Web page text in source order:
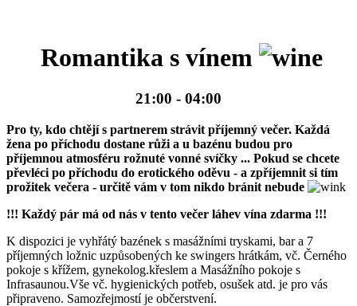
Romantika s vínem
21:00 - 04:00
Pro ty, kdo chtějí s partnerem strávit příjemný večer. Každá
žena po příchodu dostane růži a u bazénu budou pro
příjemnou atmosféru rožnuté vonné svíčky ... Pokud se chcete
převléci po příchodu do erotického oděvu - a zpříjemnit si tím
prožitek večera - určitě vám v tom nikdo bránit nebude
!!! Každý pár má od nás v tento večer láhev vína zdarma !!!
K dispozici je vyhřátý bazének s masážními tryskami, bar a 7
příjemných ložnic uzpůsobených ke swingers hrátkám, vč. Černého
pokoje s křížem, gynekolog.křeslem a Masážního pokoje s
Infrasaunou.Vše vč. hygienických potřeb, osušek atd. je pro vás
připraveno. Samozřejmostí je občerstvení.